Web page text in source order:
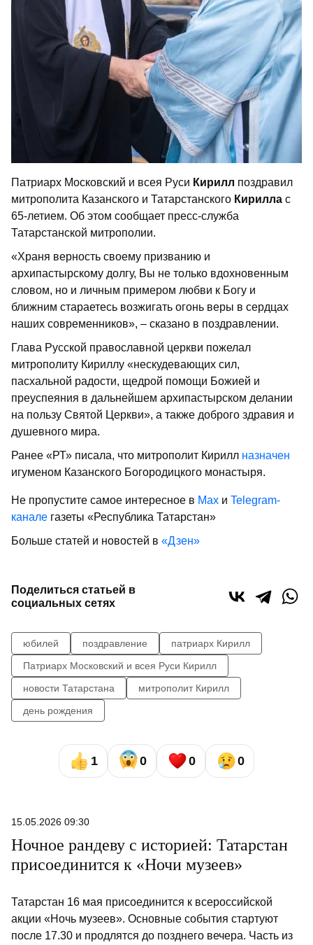
Патриарх Московский и всея Руси Кирилл поздравил
митрополита Казанского и Татарстанского Кирилла с
65-летием. Об этом сообщает пресс-служба
Татарстанской митрополии.
«Храня верность своему призванию и
архипастырскому долгу, Вы не только вдохновенным
словом, но и личным примером любви к Богу и
ближним стараетесь возжигать огонь веры в сердцах
наших современников», – сказано в поздравлении.
Глава Русской православной церкви пожелал
митрополиту Кириллу «нескудевающих сил,
пасхальной радости, щедрой помощи Божией и
преуспеяния в дальнейшем архипастырском делании
на пользу Святой Церкви», а также доброго здравия и
душевного мира.
Ранее «РТ» писала, что митрополит Кирилл назначен
игуменом Казанского Богородицкого монастыря.
Не пропустите самое интересное в Max и Telegram-
канале газеты «Республика Татарстан»
Больше статей и новостей в «Дзен»
Поделиться статьей в
социальных сетях
юбилей поздравление
патриарх Кирилл
Патриарх Московский и всея Руси Кирилл
новости Татарстана
митрополит Кирилл
день рождения
1 0 0 0
15.05.2026 09:30
Ночное рандеву с историей: Татарстан
присоединится к «Ночи музеев»
Татарстан 16 мая присоединится к всероссийской
акции «Ночь музеев». Основные события стартуют
после 17.30 и продлятся до позднего вечера. Часть из